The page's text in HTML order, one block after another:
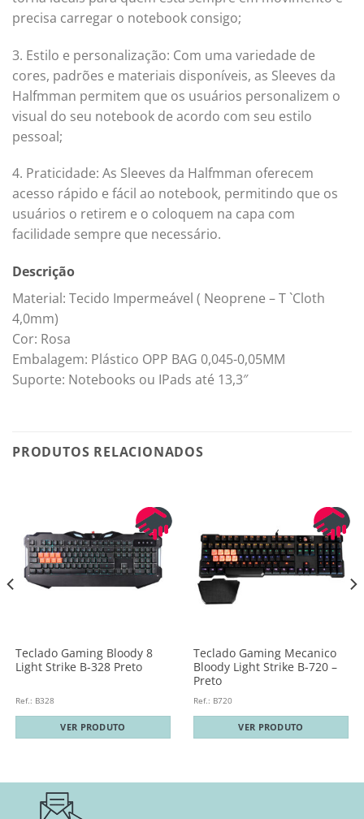
precisa carregar o notebook consigo;
3. Estilo e personalização: Com uma variedade de
cores, padrões e materiais disponíveis, as Sleeves da
Halfmman permitem que os usuários personalizem o
visual do seu notebook de acordo com seu estilo
pessoal;
4. Praticidade: As Sleeves da Halfmman oferecem
acesso rápido e fácil ao notebook, permitindo que os
usuários o retirem e o coloquem na capa com
facilidade sempre que necessário.
Descrição
Material: Tecido Impermeável ( Neoprene – T `Cloth
4,0mm)
Cor: Rosa
Embalagem: Plástico OPP BAG 0,045-0,05MM
Suporte: Notebooks ou IPads até 13,3″
PRODUTOS RELACIONADOS
Teclado Gaming Bloody 8
Light Strike B-328 Preto
Ref.: B328
VER PRODUTO
Teclado Gaming Mecanico
Bloody Light Strike B-720 –
Preto
Ref.: B720
VER PRODUTO